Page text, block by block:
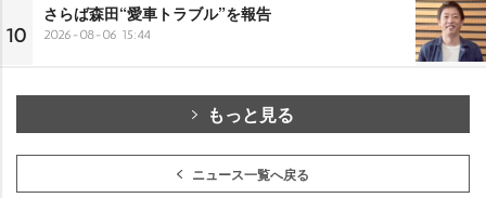
10
さらば森田“愛車トラブル”を報告
2026-08-06 15:44
もっと見る
ニュース一覧へ戻る